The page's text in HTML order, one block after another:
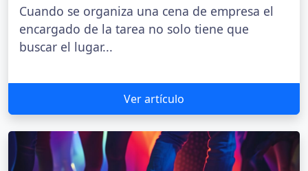
Cuando se organiza una cena de empresa el
encargado de la tarea no solo tiene que
buscar el lugar...
Ver artículo